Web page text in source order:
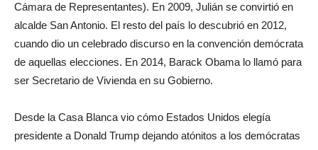
Cámara de Representantes). En 2009, Julián se convirtió en
alcalde San Antonio. El resto del país lo descubrió en 2012,
cuando dio un celebrado discurso en la convención demócrata
de aquellas elecciones. En 2014, Barack Obama lo llamó para
ser Secretario de Vivienda en su Gobierno.
Desde la Casa Blanca vio cómo Estados Unidos elegía
presidente a Donald Trump dejando atónitos a los demócratas